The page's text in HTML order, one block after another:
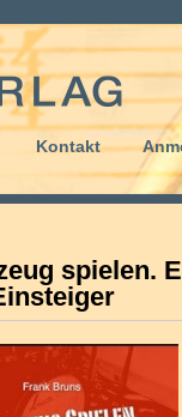
Kontakt
spielen.